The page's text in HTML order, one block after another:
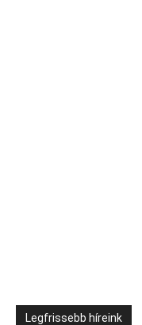
Legfrissebb híreink